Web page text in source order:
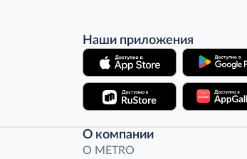
Наши приложения
О компании
O METRO